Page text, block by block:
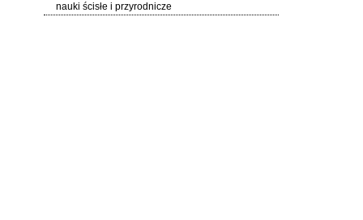
nauki ścisłe i przyrodnicze